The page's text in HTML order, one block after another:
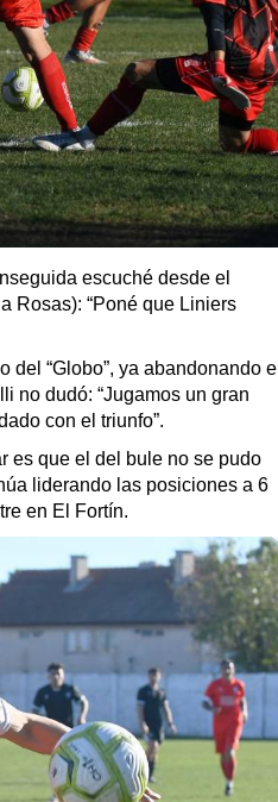
escuché desde el
Rosas): “Poné que Liniers
“Globo”, ya abandonando el
no dudó: “Jugamos un gran
con el triunfo”.
es que el del bule no se pudo
liderando las posiciones a 6
en El Fortín.